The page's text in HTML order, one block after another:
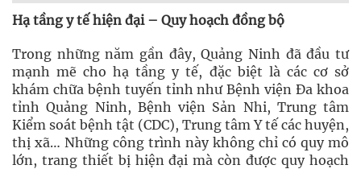
Hạ tầng y tế hiện đại – Quy hoạch đồng bộ
Trong những năm gần đây, Quảng Ninh đã đầu tư
mạnh mẽ cho hạ tầng y tế, đặc biệt là các cơ sở
khám chữa bệnh tuyến tỉnh như Bệnh viện Đa khoa
tỉnh Quảng Ninh, Bệnh viện Sản Nhi, Trung tâm
Kiểm soát bệnh tật (CDC), Trung tâm Y tế các huyện,
thị xã… Những công trình này không chỉ có quy mô
lớn, trang thiết bị hiện đại mà còn được quy hoạch